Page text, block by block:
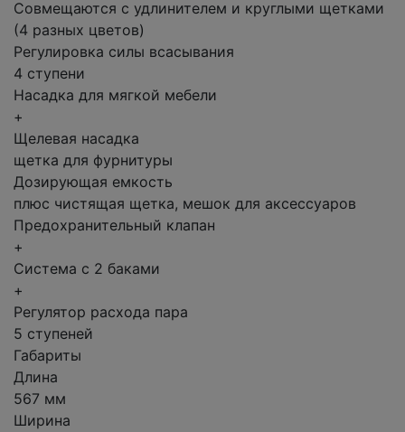
Совмещаются с удлинителем и круглыми щетками
(4 разных цветов)
Регулировка силы всасывания
4 ступени
Насадка для мягкой мебели
+
Щелевая насадка
щетка для фурнитуры
Дозирующая емкость
плюс чистящая щетка, мешок для аксессуаров
Предохранительный клапан
+
Система с 2 баками
+
Регулятор расхода пара
5 ступеней
Габариты
Длина
567 мм
Ширина